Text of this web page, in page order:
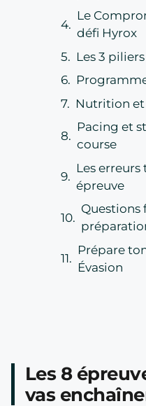
Le
défi Hyrox
Les 3
Nutrition
Pacing et
course
Les
épreuve
Questions
Prépare
Évasion
Les 8
vas